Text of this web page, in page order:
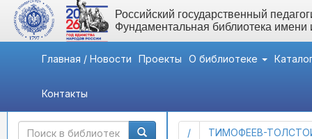
Российский государственный
Фундаментальная библиотека
Главная / Новости Проекты О библиотеке
Контакты
Быстрый доступ
/(current)ТИМОФЕЕВ-